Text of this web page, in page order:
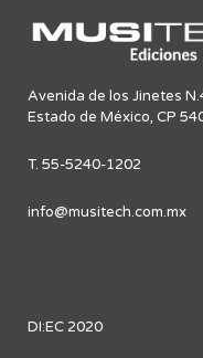
Avenida de los Jinetes
Estado de México, CP
T. 55-5240-1202
info@musitech.com.mx
DI:EC 2020